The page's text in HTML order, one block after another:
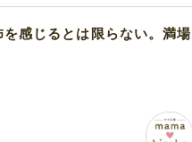
感じるとは限らない。満場